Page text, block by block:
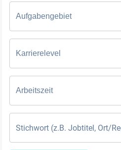
Aufgabengebiet
Karrierelevel
Arbeitszeit